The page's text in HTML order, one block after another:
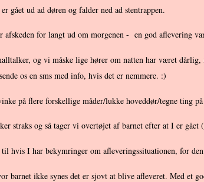
gået ud ad døren og falder ned ad stentrappen.
for langt ud om morgenen - en god aflevering
og vi måske lige hører om natten har været
os en sms med info, hvis det er nemmere. :)
på flere forskellige måder/lukke hoveddør/tegne ting
straks og så tager vi overtøjet af barnet efter at I er gået
hvis I har bekymringer om afleveringssituationen, for
barnet ikke synes det er sjovt at blive afleveret. Med et